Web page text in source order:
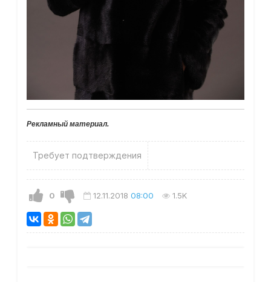
Рекламный материал.
Требует подтверждения
0 12.11.2018 08:00 1.5K